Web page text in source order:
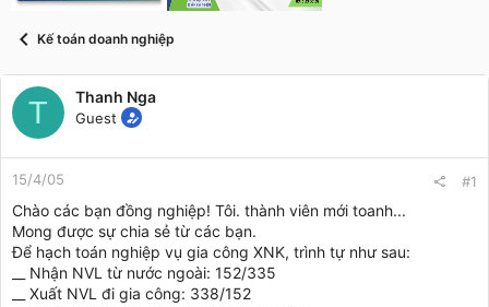
a
r
Kế toán doanh nghiệp
T Thanh Nga
Guest
15/4/05 #1
Chào các bạn đồng nghiệp! Tôi. thành viên mới toanh...
Mong được sự chia sẻ từ các bạn.
Để hạch toán nghiệp vụ gia công XNK, trình tự như sau:
__ Nhận NVL từ nước ngoài: 152/335
__ Xuất NVL đi gia công: 338/152